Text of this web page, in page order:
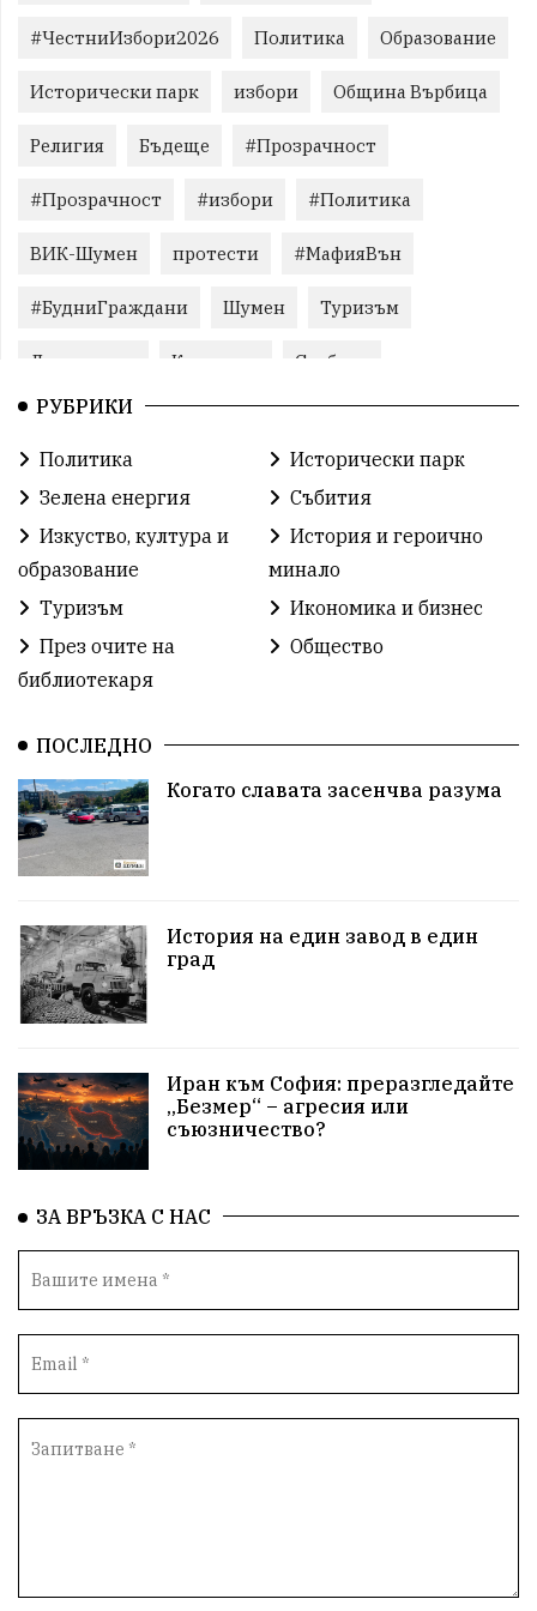
#ЧестниИзбори2026 Политика Образование
Исторически парк избори Община Върбица
Религия Бъдеще #Прозрачност
#Прозрачност #избори #Политика
ВИК-Шумен протести #МафияВън
#БудниГраждани Шумен Туризъм
Литература Корупция Свобода
Справедливост
Събития Здраве Безводие
Безводие Война на пътя
#СилаНаНарода контрапротести
#България
ИсторическиПарк ДетекторНаЛъжата
100НационалниОбекта Пещера „Бисерна"
АкваЯнтра
КуюмджийскаЧаршия ИсторииЗаШумен
СъбитияКрайШумен
ЕнергиенШок ПрироднаАптека
БилкитеНаБългария
Шумен2026 ХранаОтНасекоми
БъдещетоНаХраната
Издирване Кибератака Сигурност
Великобритания
Археология ФолклоренФестивал
РУБРИКИ
Политика
Исторически парк
Зелена енергия
Събития
Изкуство, култура и
образование
История и героично
минало
Туризъм
Икономика и бизнес
През очите на
библиотекаря
Общество
ПОСЛЕДНО
Когато славата засенчва разума
История на един завод в един
град
Иран към София: преразгледайте
„Безмер“ – агресия или
съюзничество?
ЗА ВРЪЗКА С НАС